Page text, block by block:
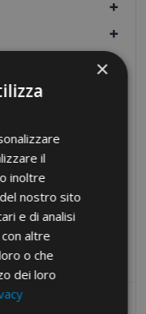
×
il
inoltre
nostro sito
e di analisi
altre
o che
dei loro